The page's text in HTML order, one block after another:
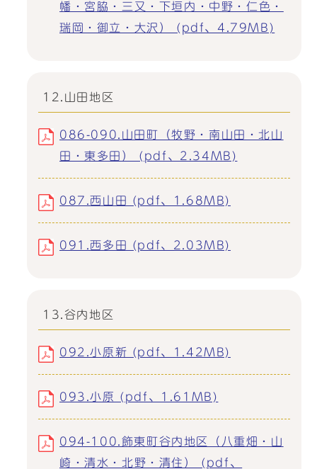
幡・宮脇・三又・下垣内・中野・仁色・
瑞岡・御立・大沢） (pdf、4.79MB)
12.山田地区
086-090.山田町（牧野・南山田・北山
田・東多田） (pdf、2.34MB)
087.西山田 (pdf、1.68MB)
091.西多田 (pdf、2.03MB)
13.谷内地区
092.小原新 (pdf、1.42MB)
093.小原 (pdf、1.61MB)
094-100.飾東町谷内地区（八重畑・山
崎・清水・北野・清住） (pdf、